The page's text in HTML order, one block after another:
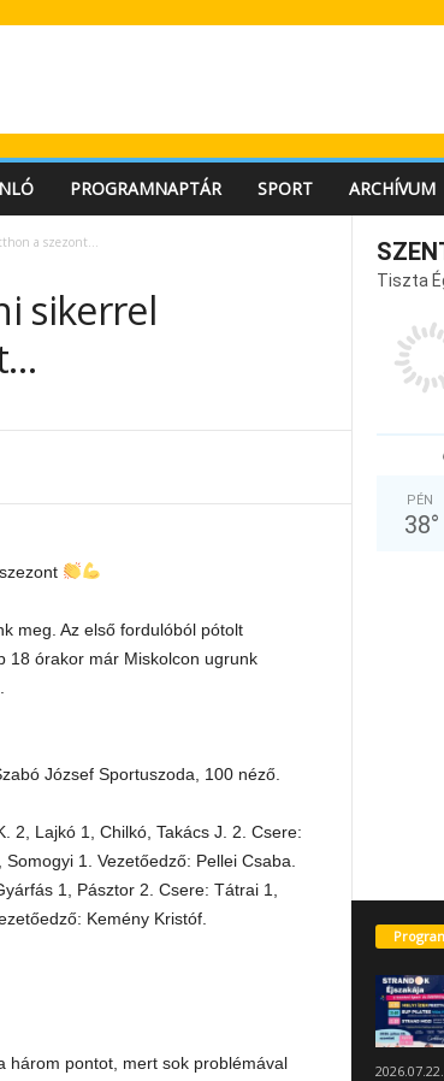
PROGRAMNAPTÁR SPORT ARCHÍVUM
a szezont…
sikerrel
meg. Az első fordulóból pótolt
18 órakor már Miskolcon ugrunk
József Sportuszoda, 100 néző.
2, Lajkó 1, Chilkó, Takács J. 2. Csere:
1. Vezetőedző: Pellei Csaba.
1, Pásztor 2. Csere: Tátrai 1,
Kemény Kristóf.
három pontot, mert sok problémával
Tiszta
PÉN
38°
2026.07.22.